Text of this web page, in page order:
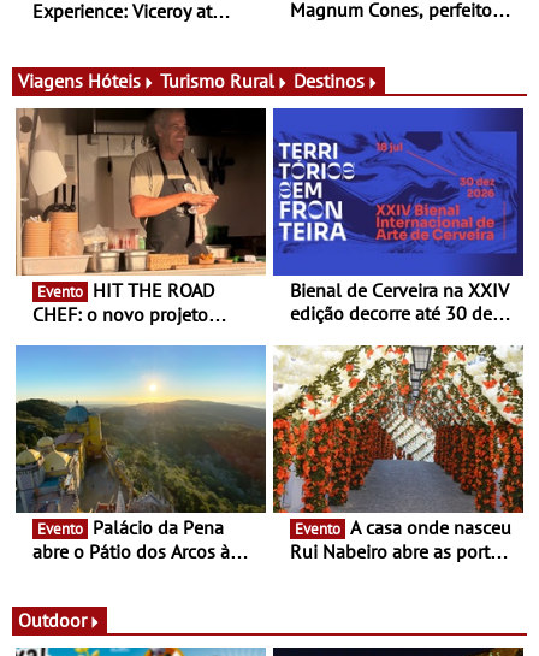
Experience: Viceroy at
exclusiva
Magnum Cones, perfeitos
Viagens Hóteis Turismo Rural Destinos
Evento
CHEF: o novo projeto
Queiroz Ribeiro - Um novo
conceito gastronómico
itinerante que percorre
Portugal
Bienal de Cerveira na XXIV
edição decorre até 30 de
enquanto “Territórios sem
Fronteira”
Evento
abre o Pátio dos Arcos à
Evento
Rui Nabeiro abre as portas
16 de agosto
Outdoor